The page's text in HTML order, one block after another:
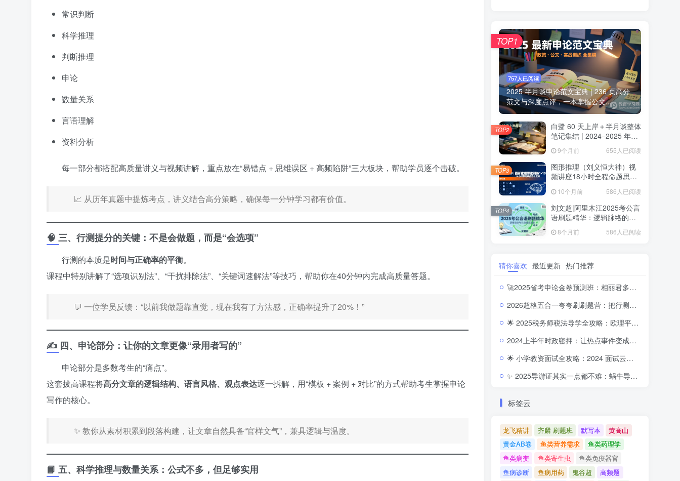
常识判断
科学推理
判断推理
申论
数量关系
言语理解
资料分析
每一部分都搭配高质量讲义与视频讲解，重点放在“易错点 + 思维误区 + 高频陷阱”三大板块，帮助学员逐个击破。
📈 从历年真题中提炼考点，讲义结合高分策略，确保每一分钟学习都有价值。
🧠 三、行测提分的关键：不是会做题，而是“会选项”
行测的本质是时间与正确率的平衡。
课程中特别讲解了“选项识别法”、“干扰排除法”、“关键词速解法”等技巧，帮助你在40分钟内完成高质量答题。
💬 一位学员反馈：“以前我做题靠直觉，现在我有了方法感，正确率提升了20%！”
✍️ 四、申论部分：让你的文章更像“录用者写的”
申论部分是多数考生的“痛点”。
这套拔高课程将高分文章的逻辑结构、语言风格、观点表达逐一拆解，用“模板 + 案例 + 对比”的方式帮助考生掌握申论
写作的核心。
✨ 教你从素材积累到段落构建，让文章自然具备“官样文气”，兼具逻辑与温度。
📘 五、科学推理与数量关系：公式不多，但足够实用
757人已阅读
2025 半月谈申论范文宝典 | 236 页高分
范文与深度点评，一本掌握公文...
TOP1
白鹭 60 天上岸＋半月谈整体
笔记集结 | 2024–2025 年申
论思维全盘梳理白鹭半月谈
申论笔记全集：60天上岸＋
大作文＋小题＋解题总结
9个月前 655人已阅读
TOP2
图形推理（刘义恒大神）视
频讲座18小时全程命题思维
题10个月前 586人已阅读
TOP3
刘文超|阿里木江2025考公言
语刷题精华：逻辑脉络的轻
理解刷题视频课程
8个月前 586人已阅读
TOP4
猜你喜欢 最近更新 热门推荐
🚀2025省考申论金卷预测班：相丽君多省市押题高分路径
2026超格五合一夸夸刷刷题营：把行测申论的每个模块都刷成你的得分习惯
🌟 2025税务师税法导学全攻略：欧理平老师6模块速破入门壁垒
2024上半年时政密押：让热点事件变成你的得分链条
🌟 小学教资面试全攻略：2024 面试云课，一课到底打通结构化・试讲・模拟三大环节
✨ 2025导游证其实一点都不难：蜗牛导考《速记宝典》深度解析与通关密码
标签云
龙飞精讲 齐麟 刷题班 默写本
黄高山
黄金AB卷
鱼类营养需求
鱼类药理学
鱼类病变
鱼类寄生虫
鱼类免疫器官
鱼病诊断
鱼病用药 鬼谷超
高频题